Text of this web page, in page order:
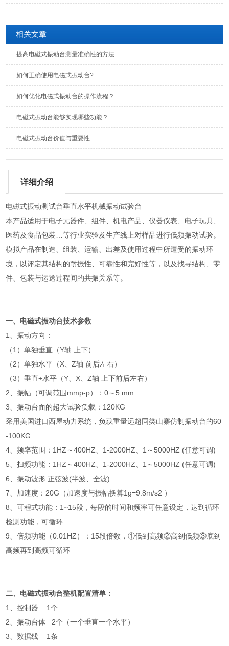
相关文章
提高电磁式振动台测量准确性的方法
如何正确使用电磁式振动台?
如何优化电磁式振动台的操作流程？
电磁式振动台能够实现哪些功能？
电磁式振动台价值与重要性
详细介绍
电磁式振动测试台垂直水平机械振动试验台
本产品适用于电子元器件、组件、机电产品、仪器仪表、电子玩具、
医药及食品包装…等行业实验及生产线上对样品进行低频振动试验。
模拟产品在制造、组装、运输、出差及使用过程中所遭受的振动环
境，以评定其结构的耐振性、可靠性和完好性等，以及找寻结构、零
件、包装与运送过程间的共振关系等。
一、电磁式振动台技术参数
1、振动方向：
（1）单独垂直（Y轴 上下）
（2）单独水平（X、Z轴 前后左右）
（3）垂直+水平（Y、X、Z轴 上下前后左右）
2、振幅（可调范围mmp-p）：0～5 mm
3、振动台面的超大试验负载：120KG
采用美国进口西屋动力系统，负载重量远超同类山寨仿制振动台的60
-100KG
4、频率范围：1HZ～400HZ、1-2000HZ、1～5000HZ (任意可调)
5、扫频功能：1HZ～400HZ、1-2000HZ、1～5000HZ (任意可调)
6、振动波形:正弦波(半波、全波)
7、加速度：20G（加速度与振幅换算1g=9.8m/s2 ）
8、可程式功能：1~15段，每段的时间和频率可任意设定，达到循环
检测功能，可循环
9、倍频功能（0.01HZ）：15段倍数，①低到高频②高到低频③底到
高频再到高频可循环
二、电磁式振动台整机配置清单：
1、控制器 1个
2、振动台体 2个（一个垂直一个水平）
3、数据线 1条